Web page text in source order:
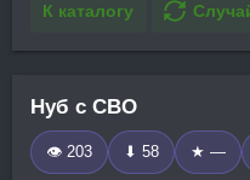
К каталогу
Нуб с СВО
👁 203 ⬇ 58 ★ —